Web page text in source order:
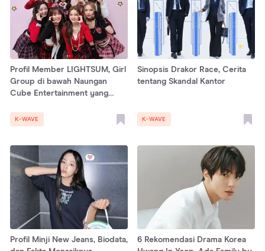
Profil Member LIGHTSUM, Girl
Group di bawah Naungan
Cube Entertainment yang
K-WAVE
Sinopsis Drakor Race, Cerita
tentang Skandal Kantor
K-WAVE
Profil Minji New Jeans, Biodata,
6 Rekomendasi Drama Korea